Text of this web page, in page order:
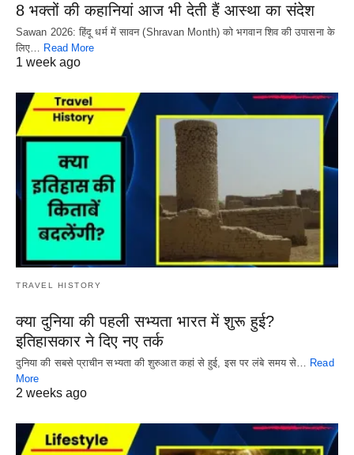
8 भक्तों की कहानियां आज भी देती हैं आस्था का संदेश
Sawan 2026: हिंदू धर्म में सावन (Shravan Month) को भगवान शिव की उपासना के
लिए… Read More
1 week ago
TRAVEL HISTORY
क्या दुनिया की पहली सभ्यता भारत में शुरू हुई?
इतिहासकार ने दिए नए तर्क
दुनिया की सबसे प्राचीन सभ्यता की शुरुआत कहां से हुई, इस पर लंबे समय से… Read
More
2 weeks ago